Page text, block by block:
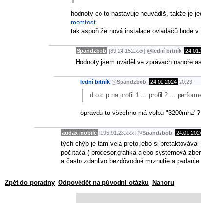
hodnoty co to nastavuje neuvádíš, takže je
memtest
tak aspoň že nová instalace ovladačů bude
Spandzbob [89.24.152.xxx] @ lední brtník
Hodnoty jsem uváděl ve zprávach nahoře
lední brtník @Spandzbob 24.01.2024 20:23
d.o.c.p na profil 1 ... profil 2 ...
opravdu to všechno má volbu
audax mobile [195.91.23.xxx] @Spandzbob
tých chýb je tam vela preto,lebo si
počítača ( procesor,grafika alebo systémová
a často zdanlivo bezdôvodné mrznutie a padanie
Zpět do poradny Odpovědět na původní otázku Nahoru